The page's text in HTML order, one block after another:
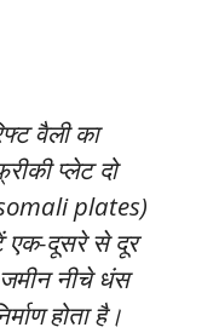
वैली का
प्लेट दो
plates)
एक-दूसरे से दूर
नीचे धंस
होता है।